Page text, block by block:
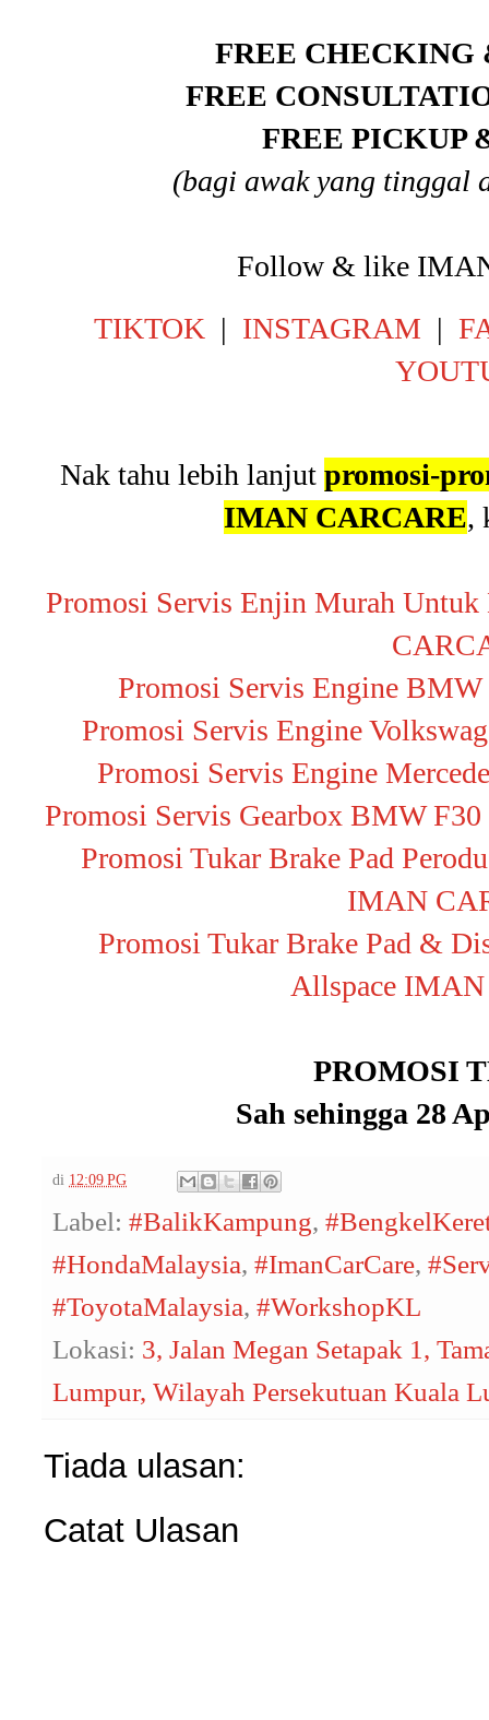
FREE CHECKING
FREE
FREE PICKUP
(bagi awak yang tinggal
Follow & like
TIKTOK | INSTAGRAM |
Nak tahu lebih lanjut promosi-
IMAN CARCARE,
Promosi Servis Enjin Murah
Promosi Servis Engine
Promosi Servis Engine
Promosi Servis Engine
Promosi Servis Gearbox BMW
Promosi Tukar Brake Pad
IMAN
Promosi Tukar Brake Pad &
Allspace
PROMOSI
Sah sehingga 28
di 12:09 PG
Label: #BalikKampung,
#HondaMalaysia, #ImanCarCare,
#ToyotaMalaysia, #WorkshopKL
Lokasi: 3, Jalan Megan Setapak 1,
Lumpur, Wilayah Persekutuan Kuala
Tiada ulasan:
Catat Ulasan